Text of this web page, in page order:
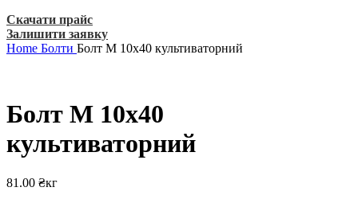
Скачати прайс
Залишити заявку
Home Болти Болт М 10х40 культиваторний
Болт М 10х40
культиваторний
81.00 ₴кг